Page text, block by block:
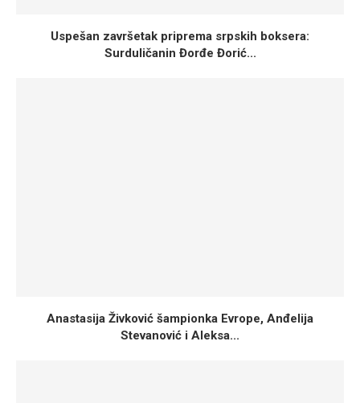
Uspešan završetak priprema srpskih boksera:
Surduličanin Đorđe Đorić...
Anastasija Živković šampionka Evrope, Anđelija
Stevanović i Aleksa...